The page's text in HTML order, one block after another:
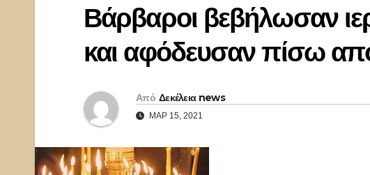
Βάρβαροι βεβήλωσαν
και αφόδευσαν πίσω
Από Δεκέλεια news
ΜΑΡ 15, 2021